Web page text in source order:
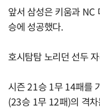
앞서 삼성은 키움과 NC
승에 성공했다.
호시탐탐 노리던 선두
시즌 21승 1무 14패를
(23승 1무 12패)의 격